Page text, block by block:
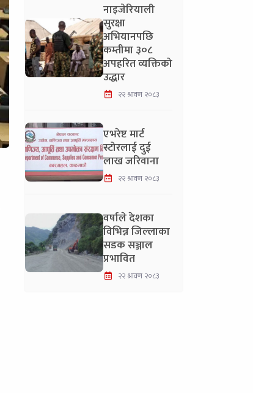
नाइजेरियाली
सुरक्षा
अभियानपछि
कम्तीमा ३०८
अपहरित व्यक्तिको
उद्धार
२२ श्रावण २०८३
एभरेष्ट मार्ट
स्टोरलाई दुई
लाख जरिवाना
२२ श्रावण २०८३
वर्षाले देशका
विभिन्न जिल्लाका
सडक सञ्जाल
प्रभावित
२२ श्रावण २०८३